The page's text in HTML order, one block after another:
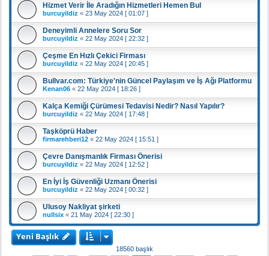
Hizmet Verir İle Aradığın Hizmetleri Hemen Bul
burcuyildiz « 23 May 2024 [ 01:07 ]
Deneyimli Annelere Soru Sor
burcuyildiz « 22 May 2024 [ 22:32 ]
Çeşme En Hızlı Çekici Firması
burcuyildiz « 22 May 2024 [ 20:45 ]
Bullvar.com: Türkiye'nin Güncel Paylaşım ve İş Ağı Platformu
Kenan06 « 22 May 2024 [ 18:26 ]
Kalça Kemiği Çürümesi Tedavisi Nedir? Nasıl Yapılır?
burcuyildiz « 22 May 2024 [ 17:48 ]
Taşköprü Haber
firmarehberi12 « 22 May 2024 [ 15:51 ]
Çevre Danışmanlık Firması Önerisi
burcuyildiz « 22 May 2024 [ 12:52 ]
En İyi ⁠İş Güvenliği Uzmanı Önerisi
burcuyildiz « 22 May 2024 [ 00:32 ]
Ulusoy Nakliyat şirketi
nullsix « 21 May 2024 [ 22:30 ]
Yeni Başlık
18560 başlık